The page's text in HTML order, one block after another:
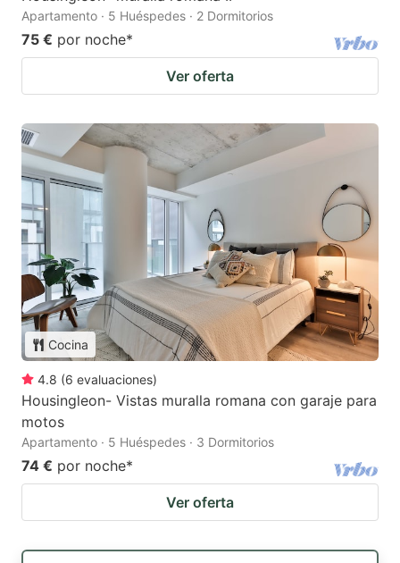
Apartamento · 5 Huéspedes · 2 Dormitorios
75 € por noche*
Ver oferta
Cocina
4.8 (6 evaluaciones)
Housingleon- Vistas muralla romana con garaje para
motos
Apartamento · 5 Huéspedes · 3 Dormitorios
74 € por noche*
Ver oferta